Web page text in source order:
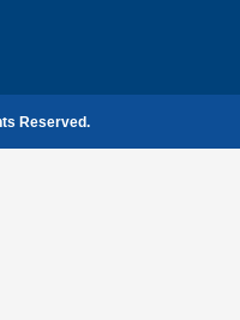
Reserved.